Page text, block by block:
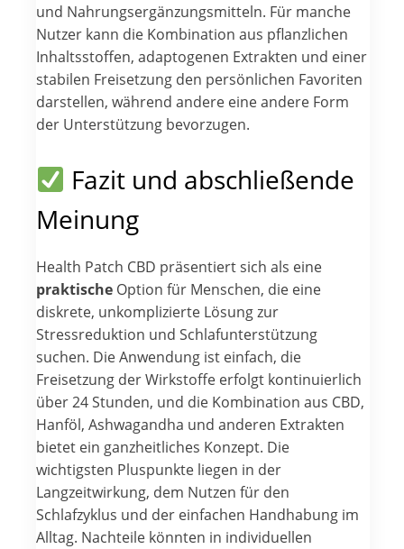
und Nahrungsergänzungsmitteln. Für manche
Nutzer kann die Kombination aus pflanzlichen
Inhaltsstoffen, adaptogenen Extrakten und einer
stabilen Freisetzung den persönlichen Favoriten
darstellen, während andere eine andere Form
der Unterstützung bevorzugen.
Fazit und abschließende
Meinung
Health Patch CBD präsentiert sich als eine
praktische Option für Menschen, die eine
diskrete, unkomplizierte Lösung zur
Stressreduktion und Schlafunterstützung
suchen. Die Anwendung ist einfach, die
Freisetzung der Wirkstoffe erfolgt kontinuierlich
über 24 Stunden, und die Kombination aus CBD,
Hanföl, Ashwagandha und anderen Extrakten
bietet ein ganzheitliches Konzept. Die
wichtigsten Pluspunkte liegen in der
Langzeitwirkung, dem Nutzen für den
Schlafzyklus und der einfachen Handhabung im
Alltag. Nachteile könnten in individuellen